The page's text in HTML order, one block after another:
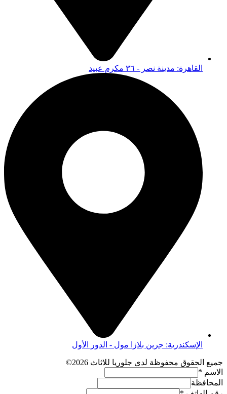
القاهرة: مدينة نصر - ٣٦ مكرم عبيد
الإسكندرية: جرين بلازا مول - الدور الأول
جميع الحقوق محفوظة لدى جلوريا للاثاث 2026©
الاسم *
المحافظة